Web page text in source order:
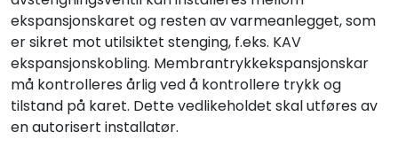
ekspansjonskaret og resten av varmeanlegget, som
er sikret mot utilsiktet stenging, f.eks. KAV
ekspansjonskobling. Membrantrykkekspansjonskar
må kontrolleres årlig ved å kontrollere trykk og
tilstand på karet. Dette vedlikeholdet skal utføres av
en autorisert installatør.